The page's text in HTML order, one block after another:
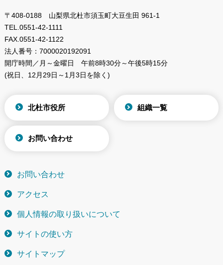
〒408-0188 山梨県北杜市須玉町大豆生田 961-1
TEL. 0551-42-1111
FAX. 0551-42-1122
法人番号： 7000020192091
開庁時間／月～金曜日
午前8時30分～午後5時15分
(祝日、12月29日～1月3日を除く)
北杜市役所 組織一覧
お問い合わせ
お問い合わせ
アクセス
個人情報の取り扱いについて
サイトの使い方
サイトマップ